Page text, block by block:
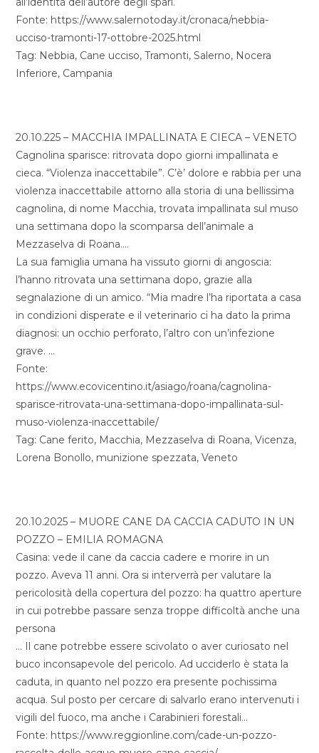
Fonte: https://www.salernotoday.it/cronaca/nebbia-
ucciso-tramonti-17-ottobre-2025.html
Tag: Nebbia, Cane ucciso, Tramonti, Salerno, Nocera
Inferiore, Campania
20.10.225 – MACCHIA IMPALLINATA E CIECA – VENETO
Cagnolina sparisce: ritrovata dopo giorni impallinata e
cieca. “Violenza inaccettabile”. C’è’ dolore e rabbia per una
violenza inaccettabile attorno alla storia di una bellissima
cagnolina, di nome Macchia, trovata impallinata sul muso
una settimana dopo la scomparsa dell’animale a
Mezzaselva di Roana….
La sua famiglia umana ha vissuto giorni di angoscia:
l’hanno ritrovata una settimana dopo, grazie alla
segnalazione di un amico. “Mia madre l’ha riportata a casa
in condizioni disperate e il veterinario ci ha dato la prima
diagnosi: un occhio perforato, l’altro con un’infezione
grave. …
Fonte:
https://www.ecovicentino.it/asiago/roana/cagnolina-
sparisce-ritrovata-una-settimana-dopo-impallinata-sul-
muso-violenza-inaccettabile/
Tag: Cane ferito, Macchia, Mezzaselva di Roana, Vicenza,
Lorena Bonollo, munizione spezzata, Veneto
20.10.2025 – MUORE CANE DA CACCIA CADUTO IN UN
POZZO – EMILIA ROMAGNA
Casina: vede il cane da caccia cadere e morire in un
pozzo. Aveva 11 anni. Ora si interverrà per valutare la
pericolosità della copertura del pozzo: ha quattro aperture
in cui potrebbe passare senza troppe difficoltà anche una
persona
… Il cane potrebbe essere scivolato o aver curiosato nel
buco inconsapevole del pericolo. Ad ucciderlo è stata la
caduta, in quanto nel pozzo era presente pochissima
acqua. Sul posto per cercare di salvarlo erano intervenuti i
vigili del fuoco, ma anche i Carabinieri forestali…
Fonte: https://www.reggionline.com/cade-un-pozzo-